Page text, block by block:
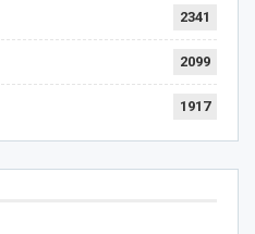
2341
2099
1917